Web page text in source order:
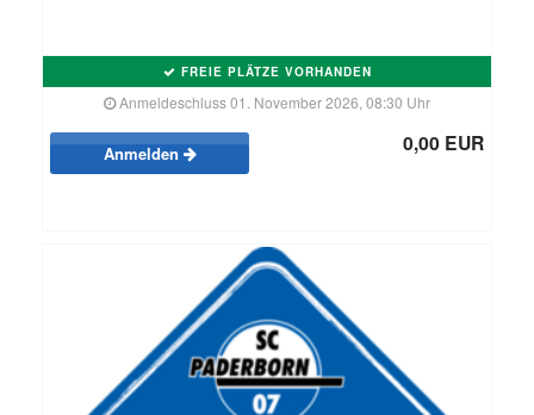
FREIE PLÄTZE VORHANDEN
Anmeldeschluss 01. November 2026, 08:30 Uhr
Anmelden 0,00 EUR